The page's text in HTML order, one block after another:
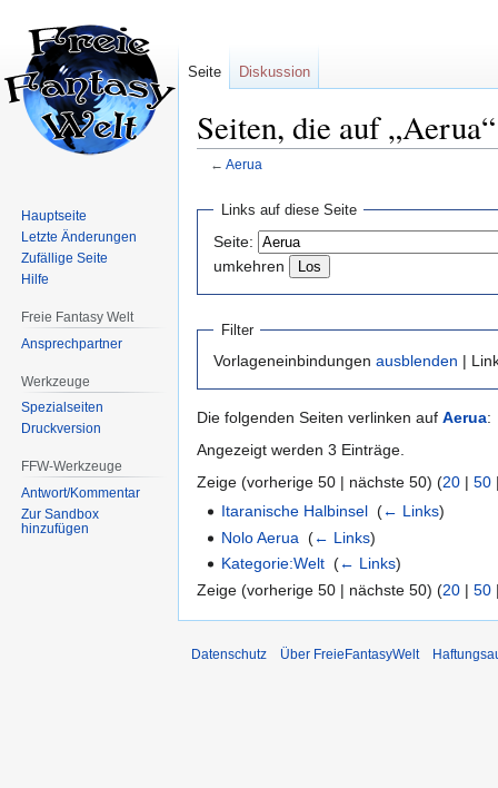
Seiten, die auf
← Aerua
Navigation
springen
springen
Links auf diese Seite
Seite:
umkehren
Filter
Vorlageneinbindungen ausblenden |
Die folgenden Seiten verlinken auf Aerua:
Angezeigt werden 3 Einträge.
Zeige (vorherige 50 | nächste 50) (20 | 50
Itaranische Halbinsel ‎(← Links)
Nolo Aerua ‎(← Links)
Kategorie:Welt ‎(← Links)
Zeige (vorherige 50 | nächste 50) (20 | 50
Seite Diskussion
Hauptseite
Letzte Änderungen
Zufällige Seite
Hilfe
Freie Fantasy Welt
Ansprechpartner
Werkzeuge
Spezialseiten
Druckversion
FFW-Werkzeuge
Antwort/Kommentar
Zur Sandbox
hinzufügen
Datenschutz Über FreieFantasyWelt